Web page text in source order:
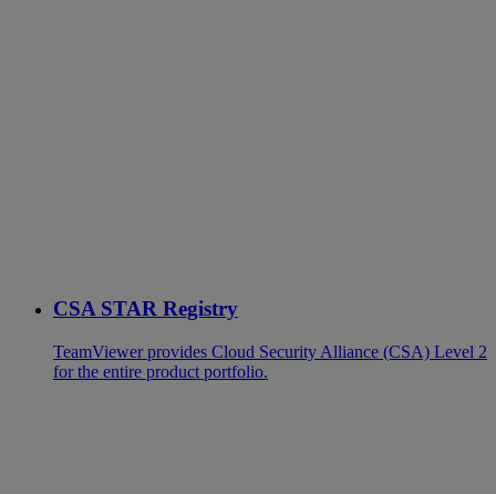
CSA STAR Registry
TeamViewer provides Cloud Security Alliance (CSA) Level 2
for the entire product portfolio.